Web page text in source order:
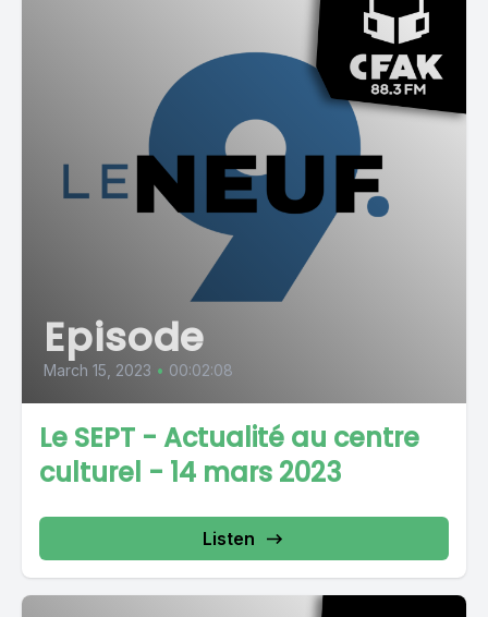
Episode
March 15, 2023 • 00:02:08
Le SEPT - Actualité au centre
culturel - 14 mars 2023
Listen